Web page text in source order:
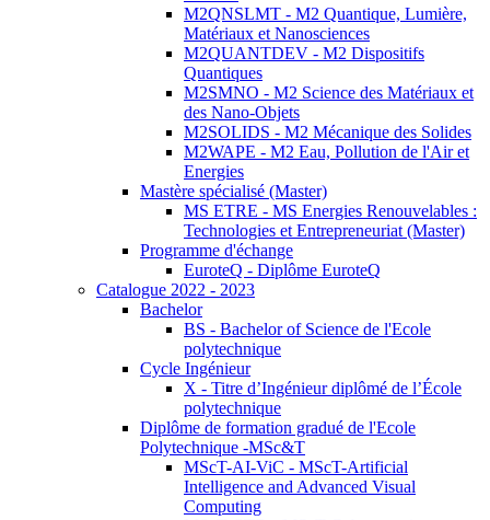
M2QNSLMT - M2 Quantique, Lumière,
Matériaux et Nanosciences
M2QUANTDEV - M2 Dispositifs
Quantiques
M2SMNO - M2 Science des Matériaux et
des Nano-Objets
M2SOLIDS - M2 Mécanique des Solides
M2WAPE - M2 Eau, Pollution de l'Air et
Energies
Mastère spécialisé (Master)
MS ETRE - MS Energies Renouvelables :
Technologies et Entrepreneuriat (Master)
Programme d'échange
EuroteQ - Diplôme EuroteQ
Catalogue 2022 - 2023
Bachelor
BS - Bachelor of Science de l'Ecole
polytechnique
Cycle Ingénieur
X - Titre d’Ingénieur diplômé de l’École
polytechnique
Diplôme de formation gradué de l'Ecole
Polytechnique -MSc&T
MScT-AI-ViC - MScT-Artificial
Intelligence and Advanced Visual
Computing